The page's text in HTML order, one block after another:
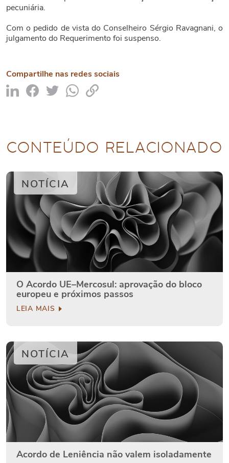
pecuniária.
Com o pedido de vista do Conselheiro Sérgio Ravagnani, o
julgamento do Requerimento foi suspenso.
Compartilhe nas redes sociais
CONTEÚDO RELACIONADO
NOTÍCIA
O Acordo UE–Mercosul: aprovação do bloco
europeu e próximos passos
LEIA MAIS
NOTÍCIA
Acordo de Leniência não valem isoladamente